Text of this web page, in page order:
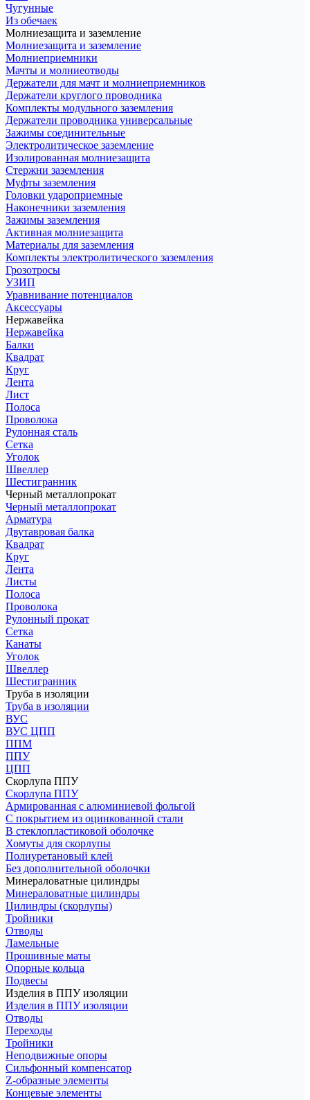
Чугунные
Из обечаек
Молниезащита и заземление
Молниезащита и заземление
Молниеприемники
Мачты и молниеотводы
Держатели для мачт и молниеприемников
Держатели круглого проводника
Комплекты модульного заземления
Держатели проводника универсальные
Зажимы соединительные
Электролитическое заземление
Изолированная молниезащита
Стержни заземления
Муфты заземления
Головки удароприемные
Наконечники заземления
Зажимы заземления
Активная молниезащита
Материалы для заземления
Комплекты электролитического заземления
Грозотросы
УЗИП
Уравнивание потенциалов
Аксессуары
Нержавейка
Нержавейка
Балки
Квадрат
Круг
Лента
Лист
Полоса
Проволока
Рулонная сталь
Сетка
Уголок
Швеллер
Шестигранник
Черный металлопрокат
Черный металлопрокат
Арматура
Двутавровая балка
Квадрат
Круг
Лента
Листы
Полоса
Проволока
Рулонный прокат
Сетка
Канаты
Уголок
Швеллер
Шестигранник
Труба в изоляции
Труба в изоляции
ВУС
ВУС ЦПП
ППМ
ППУ
ЦПП
Скорлупа ППУ
Скорлупа ППУ
Армированная с алюминиевой фольгой
С покрытием из оцинкованной стали
В стеклопластиковой оболочке
Хомуты для скорлупы
Полиуретановый клей
Без дополнительной оболочки
Минераловатные цилиндры
Минераловатные цилиндры
Цилиндры (скорлупы)
Тройники
Отводы
Ламельные
Прошивные маты
Опорные кольца
Подвесы
Изделия в ППУ изоляции
Изделия в ППУ изоляции
Отводы
Переходы
Тройники
Неподвижные опоры
Cильфонный компенсатор
Z-образные элементы
Концевые элементы